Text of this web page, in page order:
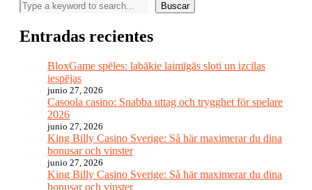
Buscar
Entradas recientes
BloxGame spēles: labākie laimīgās sloti un izcilas
iespējas
junio 27, 2026
Casoola casino: Snabba uttag och trygghet för spelare
2026
junio 27, 2026
King Billy Casino Sverige: Så här maximerar du dina
bonusar och vinster
junio 27, 2026
King Billy Casino Sverige: Så här maximerar du dina
bonusar och vinster